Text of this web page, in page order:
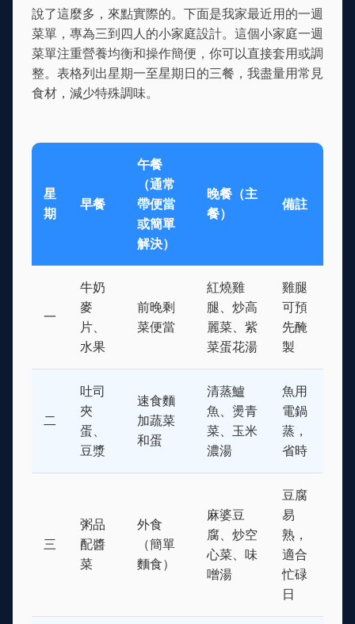
說了這麼多，來點實際的。下面是我家最近用的一週
菜單，專為三到四人的小家庭設計。這個小家庭一週
菜單注重營養均衡和操作簡便，你可以直接套用或調
整。表格列出星期一至星期日的三餐，我盡量用常見
食材，減少特殊調味。
星
期
早餐
午餐
（通常
帶便當
或簡單
解決）
晚餐（主
餐）
備註
一
牛奶
麥
片、
水果
前晚剩
菜便當
紅燒雞
腿、炒高
麗菜、紫
菜蛋花湯
雞腿
可預
先醃
製
二
吐司
夾
蛋、
豆漿
速食麵
加蔬菜
和蛋
清蒸鱸
魚、燙青
菜、玉米
濃湯
魚用
電鍋
蒸，
省時
三
粥品
配醬
菜
外食
（簡單
麵食）
麻婆豆
腐、炒空
心菜、味
噌湯
豆腐
易
熟，
適合
忙碌
日